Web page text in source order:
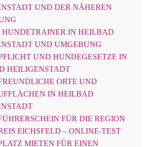
UND DER NÄHEREN
HUNDETRAINER IN HEILBAD
UND UMGEBUNG
UND HUNDEGESETZE IN
HEILIGENSTADT
ORTE UND
IN HEILBAD
FÜR DIE REGION
EICHSFELD – ONLINE-TEST
MIETEN FÜR EINEN